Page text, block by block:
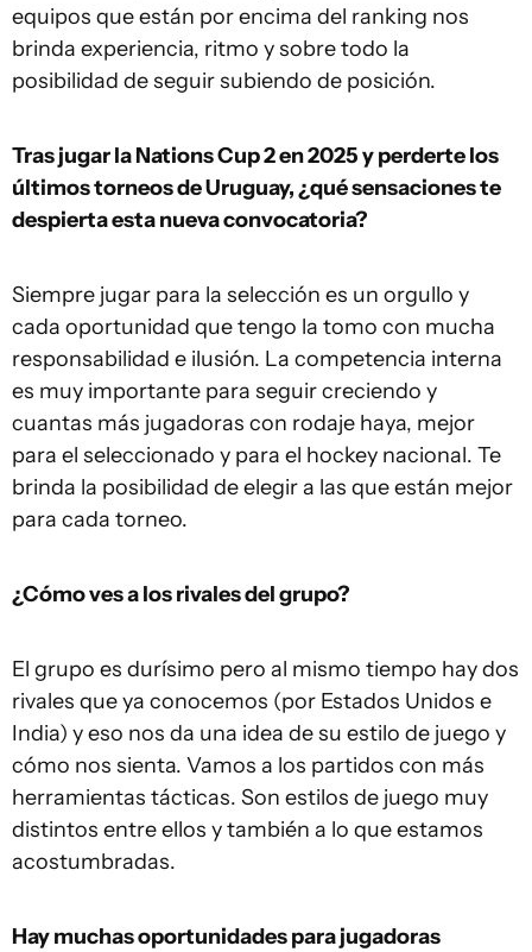
equipos que están por encima del ranking nos
brinda experiencia, ritmo y sobre todo la
posibilidad de seguir subiendo de posición.
Tras jugar la Nations Cup 2 en 2025 y perderte los
últimos torneos de Uruguay, ¿qué sensaciones te
despierta esta nueva convocatoria?
Siempre jugar para la selección es un orgullo y
cada oportunidad que tengo la tomo con mucha
responsabilidad e ilusión. La competencia interna
es muy importante para seguir creciendo y
cuantas más jugadoras con rodaje haya, mejor
para el seleccionado y para el hockey nacional. Te
brinda la posibilidad de elegir a las que están mejor
para cada torneo.
¿Cómo ves a los rivales del grupo?
El grupo es durísimo pero al mismo tiempo hay dos
rivales que ya conocemos (por Estados Unidos e
India) y eso nos da una idea de su estilo de juego y
cómo nos sienta. Vamos a los partidos con más
herramientas tácticas. Son estilos de juego muy
distintos entre ellos y también a lo que estamos
acostumbradas.
Hay muchas oportunidades para jugadoras